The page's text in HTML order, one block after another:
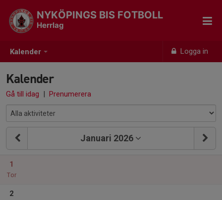
Kalender Logga in
NYKÖPINGS BIS FOTBOLL
Herrlag
Kalender
Gå till idag | Prenumerera
Januari 2026
1
Tor
2